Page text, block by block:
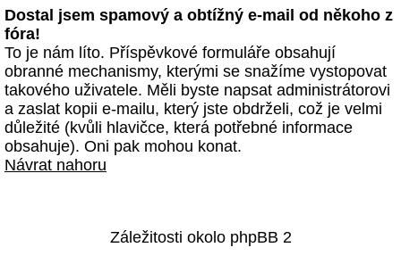
Dostal jsem spamový a obtížný e-mail od někoho z
fóra!
To je nám líto. Příspěvkové formuláře obsahují
obranné mechanismy, kterými se snažíme vystopovat
takového uživatele. Měli byste napsat administrátorovi
a zaslat kopii e-mailu, který jste obdrželi, což je velmi
důležité (kvůli hlavičce, která potřebné informace
obsahuje). Oni pak mohou konat.
Návrat nahoru
Záležitosti okolo phpBB 2